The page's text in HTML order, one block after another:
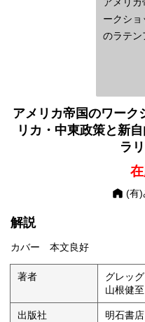
ークショ
のラテン
アメリカ帝国のワーク
リカ・中東政策と新
ラ
(有)
解説
カバー 本文良好
著者
グレッ
山根健
出版社 明石書店